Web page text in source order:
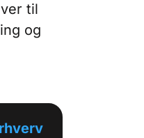
til
og